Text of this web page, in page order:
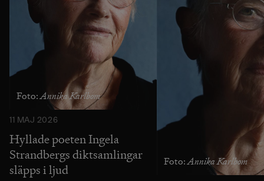
Foto:Annika Karlbom
11 MAJ 2026
Hyllade poeten Ingela
Strandbergs diktsamlingar
släpps i ljud
Foto:Annika Karlbom